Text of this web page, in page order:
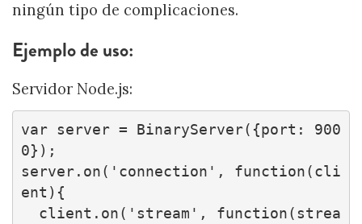
ningún tipo de complicaciones.
Ejemplo de uso:
Servidor Node.js:
var server = BinaryServer({port: 900
0});
server.on('connection', function(cli
ent){